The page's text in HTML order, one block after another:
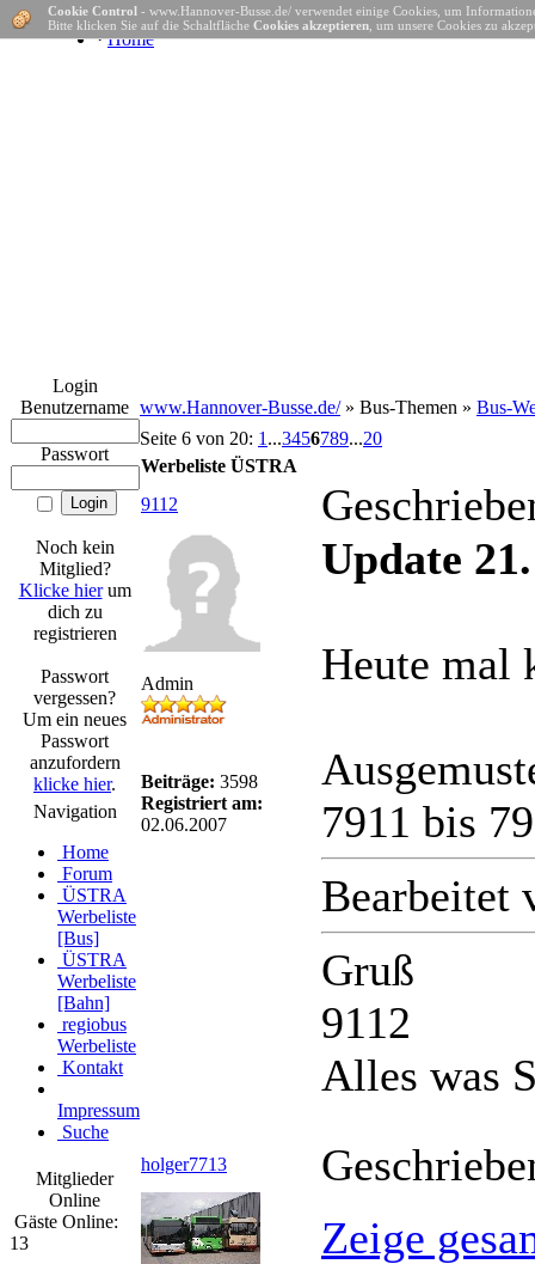
· Home
Login
Benutzername
Passwort
Noch kein
Mitglied?
Klicke hierum
dich zu
registrieren
Passwort
vergessen?
Um ein neues
Passwort
anzufordern
klicke hier.
Navigation
Home
Forum
ÜSTRA
Werbeliste
[Bus]
ÜSTRA
Werbeliste
[Bahn]
regiobus
Werbeliste
Kontakt
Impressum
Suche
Mitglieder
Online
Gäste Online:
13
Cookie Control - www.Hannover-Busse.de/ verwendet einige Cookies, um
Bitte klicken Sie auf die Schaltfläche Cookies akzeptieren , um unsere Cookies zu
www.Hannover-Busse.de/» Bus-Themen » Bus-
Seite 6 von 20: 1 ...3456789...20
Werbeliste ÜSTRA
9112
Admin
Beiträge: 3598
Registriert am:
02.06.2007
Update
Heute mal
7911 bis
Bearbeitet
Gruß
9112
Alles was
holger7713
Zeige